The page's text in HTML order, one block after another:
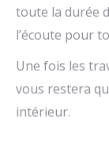
toute la durée
l’écoute pour
Une fois les
vous restera
intérieur.